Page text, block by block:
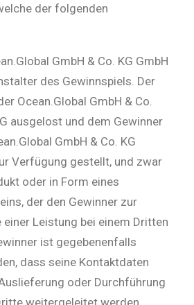
der folgenden
GmbH & Co. KG GmbH
des Gewinnspiels. Der
Ocean.Global GmbH & Co.
ausgelost und dem Gewinner
GmbH & Co. KG
Verfügung gestellt, und zwar
oder in Form eines
der den Gewinner zur
einer Leistung bei einem Dritten
ist gegebenenfalls
dass seine Kontaktdaten
oder Durchführung
weitergeleitet werden.